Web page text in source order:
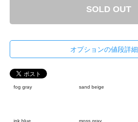
SOLD OUT
オプションの値段詳細
fog gray sand beige
ink blue moss gray